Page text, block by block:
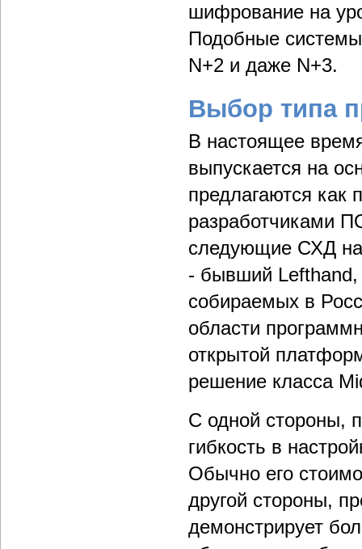
шифрование на
Подобные
N+2 и даже N+3.
Выбор типа
В настоящее
выпускается на
предлагаются как
разработчиками
следующие СХД на
- бывший
собираемых в
области
открытой
решение класса
С одной стороны,
гибкость в
Обычно его
другой стороны,
демонстрирует